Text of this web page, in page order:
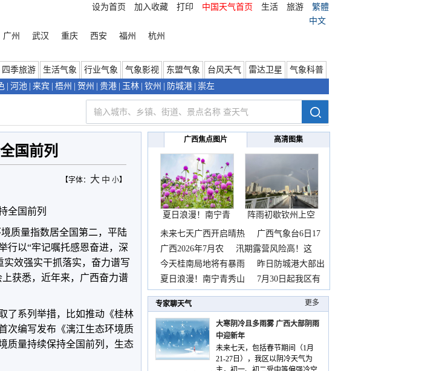
设为首页 加入收藏 打印 中国天气首页 生活 旅游
繁體
中文
广州 武汉 重庆 西安 福州 杭州
四季旅游 生活气象 行业气象 气象影视 东盟气象 台风天气 雷达卫星
气象科普
河池 来宾 梧州 贺州 贵港 玉林 钦州 防城港 崇左
国前列
【字体： 大 中 小】
全国前列
质量指数居全国第二，平陆
行以“牢记嘱托感恩奋进，深
实效强实干抓落实，奋力谱写
获悉，近年来，广西奋力谱
了系列举措，比如推动《桂林
次编写发布《漓江生态环境质
质量持续保持全国前列，生态
广西焦点图片 高清图集
夏日浪漫！南宁青
秀山
阵雨初歇钦州上空
邂逅
未来七天广西开启晴热
广西气象台6日17
时
广西2026年7月农
汛期露营风险高！这
份
今天桂南局地将有暴雨
昨日防城港大部出
现暴
夏日浪漫！南宁青秀山
7月30日起我区有
持
专家聊天气 更多
大寒阴冷且多雨雾 广西大部阴雨
中迎新年
未来七天，包括春节期间（1月
21-27日），我区以阴冷天气为